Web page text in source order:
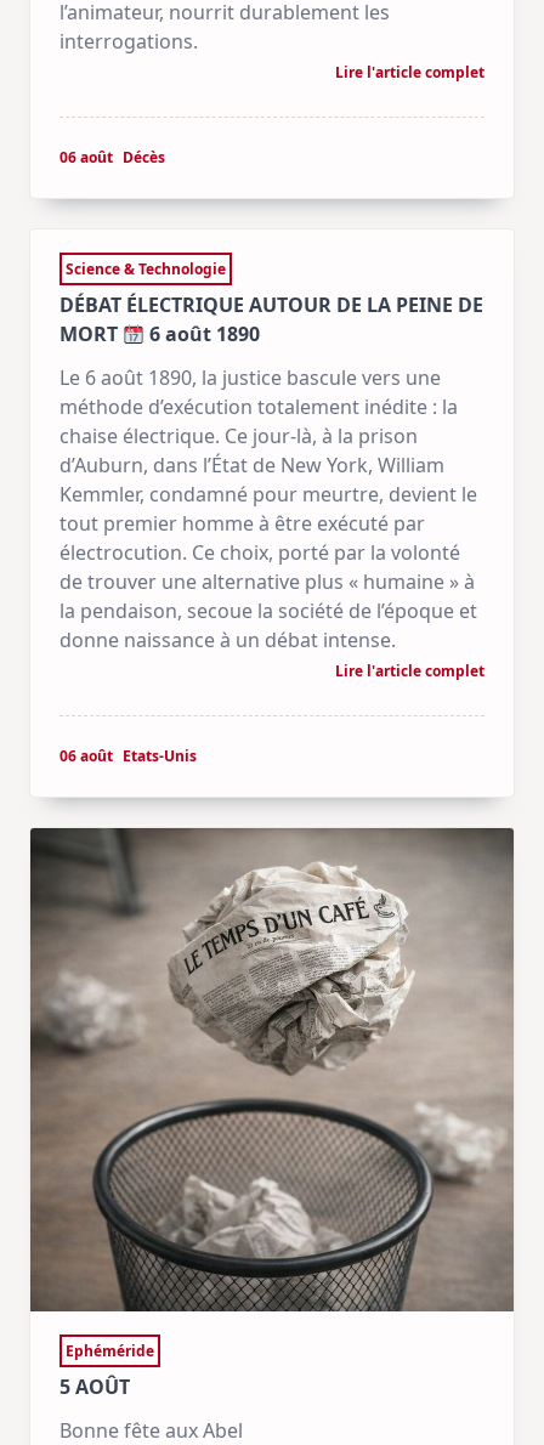
l’animateur, nourrit durablement les
interrogations.
Lire l'article complet
06 août Décès
Science & Technologie
DÉBAT ÉLECTRIQUE AUTOUR DE LA PEINE DE
MORT
6 août 1890
Le 6 août 1890, la justice bascule vers une
méthode d’exécution totalement inédite : la
chaise électrique. Ce jour-là, à la prison
d’Auburn, dans l’État de New York, William
Kemmler, condamné pour meurtre, devient le
tout premier homme à être exécuté par
électrocution. Ce choix, porté par la volonté
de trouver une alternative plus « humaine » à
la pendaison, secoue la société de l’époque et
donne naissance à un débat intense.
Lire l'article complet
06 août Etats-Unis
Ephéméride
5 AOÛT
Bonne fête aux Abel